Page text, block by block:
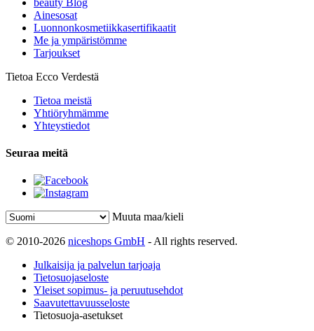
beauty Blog
Ainesosat
Luonnonkosmetiikkasertifikaatit
Me ja ympäristömme
Tarjoukset
Tietoa Ecco Verdestä
Tietoa meistä
Yhtiöryhmämme
Yhteystiedot
Seuraa meitä
Muuta maa/kieli
© 2010-2026 niceshops GmbH - All rights reserved.
Julkaisija ja palvelun tarjoaja
Tietosuojaseloste
Yleiset sopimus- ja peruutusehdot
Saavutettavuusseloste
Tietosuoja-asetukset